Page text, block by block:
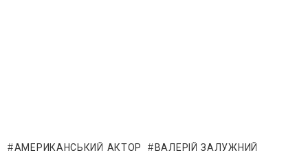
АМЕРИКАНСЬКИЙ АКТОР
ВАЛЕРІЙ ЗАЛУЖНИЙ